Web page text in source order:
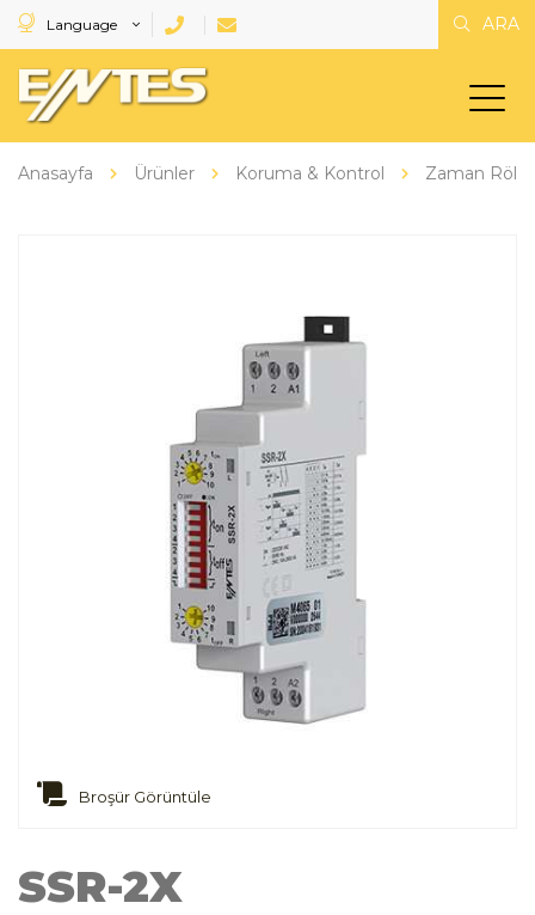
Language ARA
Anasayfa Ürünler Koruma & Kontrol Zaman
Broşür Görüntüle
SSR-2X